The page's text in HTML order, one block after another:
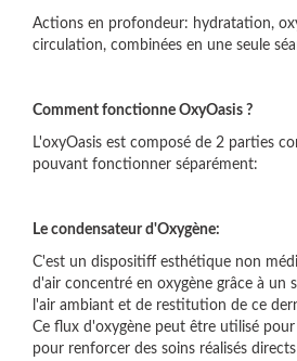
Actions en profondeur: hydratation,
circulation, combinées en une seule
Comment fonctionne OxyOasis ?
L'oxyOasis est composé de 2 parties
pouvant fonctionner séparément:
Le condensateur d'Oxygène:
C'est un dispositiff esthétique non
d'air concentré en oxygène grâce à un
l'air ambiant et de restitution de ce
Ce flux d'oxygène peut être utilisé
pour renforcer des soins réalisés